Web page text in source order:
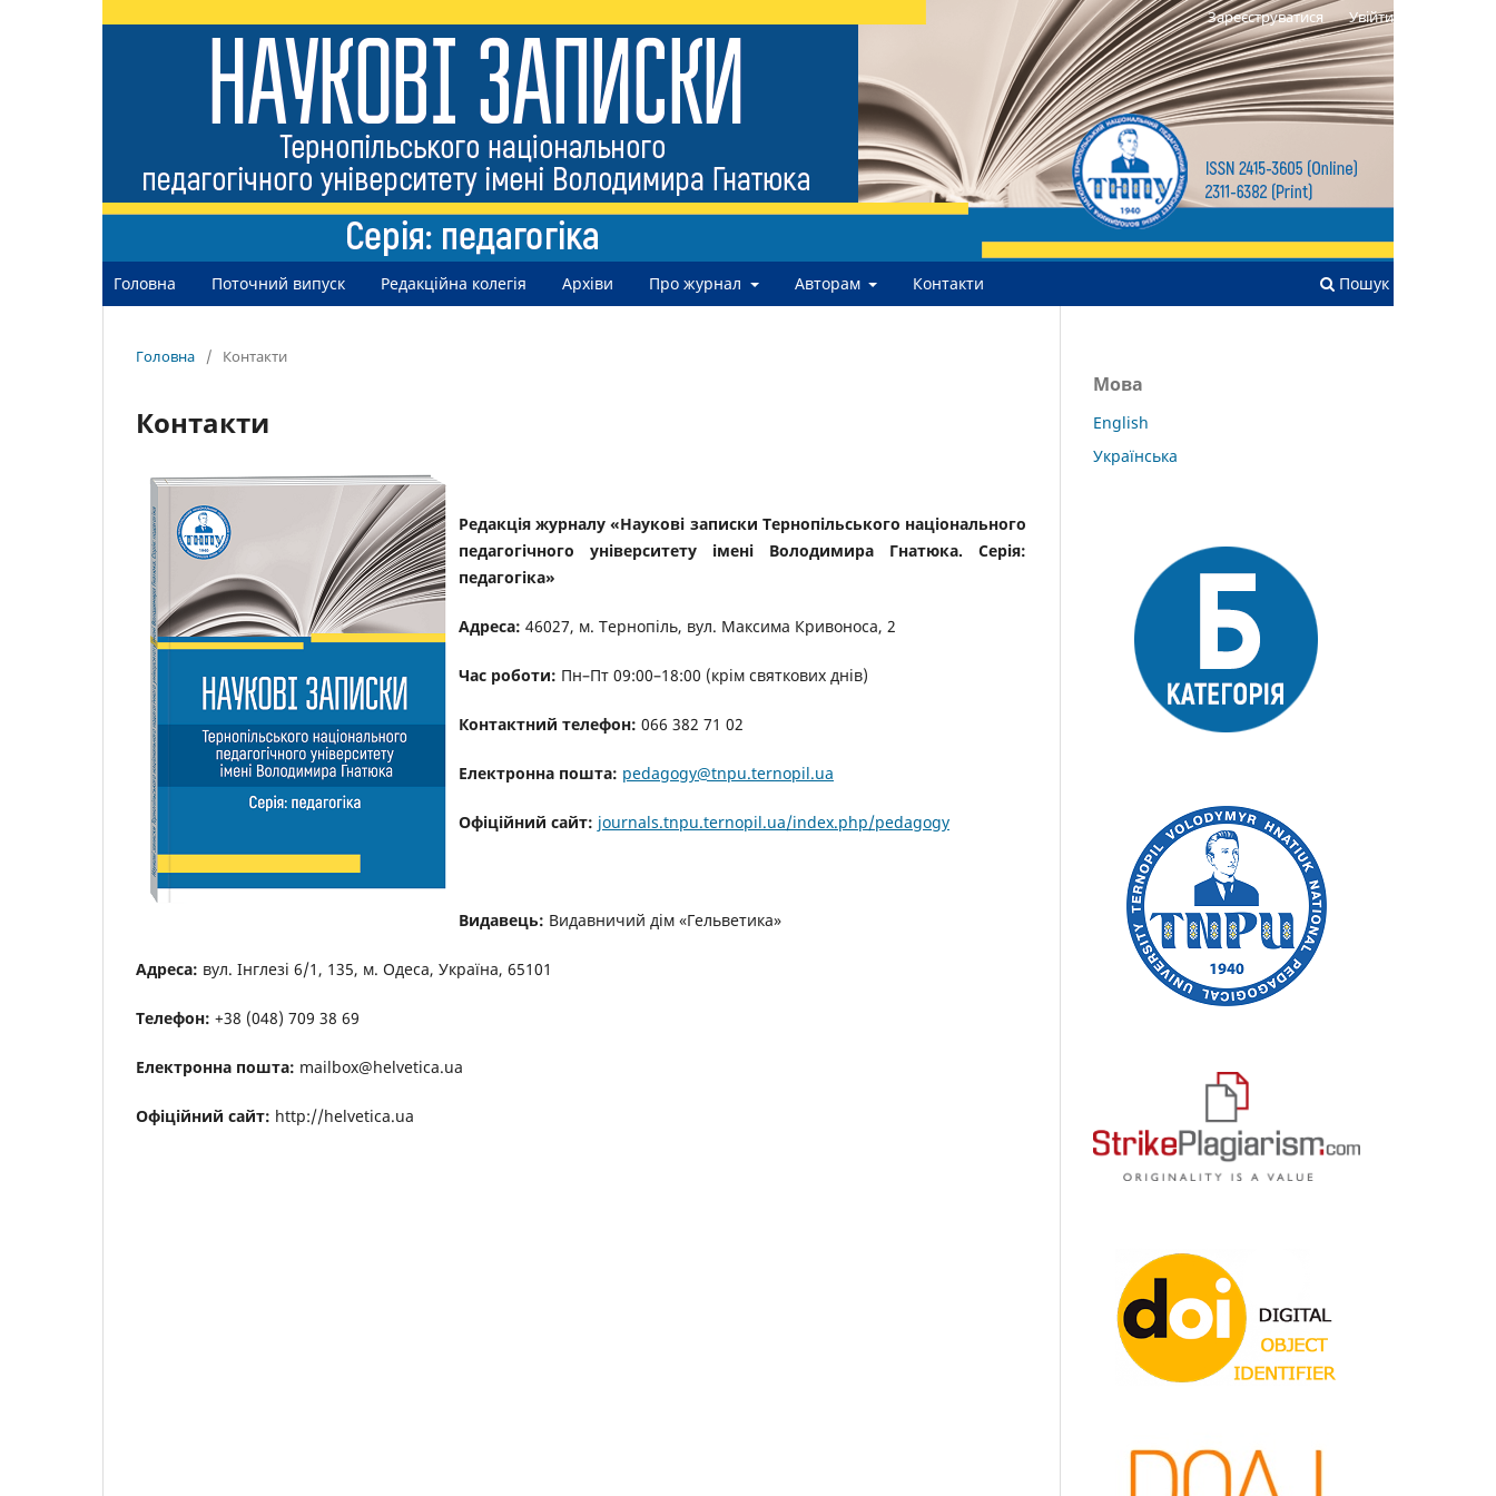
Головна Поточний випуск Редакційна колегія Архіви Про журнал Авторам Контакти Пошук
Зареєструватися Увійти
Головна / Контакти
Контакти
Редакція журналу «Наукові записки Тернопільського національного
педагогічного університету імені Володимира Гнатюка. Серія:
педагогіка»
Адреса: 46027, м. Тернопіль, вул. Максима Кривоноса, 2
Час роботи: Пн–Пт 09:00–18:00 (крім святкових днів)
Контактний телефон: 066 382 71 02
Електронна пошта: pedagogy@tnpu.ternopil.ua
Офіційний сайт: journals.tnpu.ternopil.ua/index.php/pedagogy
Видавець: Видавничий дім «Гельветика»
Адреса: вул. Інглезі 6/1, 135, м. Одеса, Україна, 65101
Телефон: +38 (048) 709 38 69
Електронна пошта: mailbox@helvetica.ua
Офіційний сайт: http://helvetica.ua
Мова
English
Українська